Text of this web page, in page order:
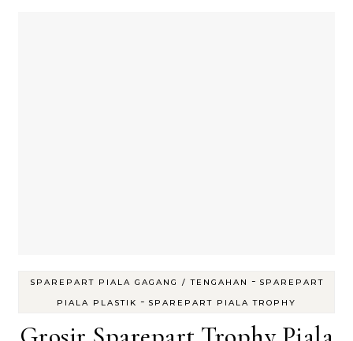
SPAREPART PIALA GAGANG / TENGAHAN - SPAREPART
PIALA PLASTIK - SPAREPART PIALA TROPHY